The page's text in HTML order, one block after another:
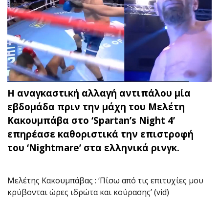
Η αναγκαστική αλλαγή αντιπάλου μία
εβδομάδα πριν την μάχη του Μελέτη
Κακουμπάβα στο ‘Spartan’s Night 4’
επηρέασε καθοριστικά την επιστροφή
του ‘Nightmare’ στα ελληνικά ρινγκ.
Μελέτης Κακουμπάβας : ‘Πίσω από τις επιτυχίες μου
κρύβονται ώρες ιδρώτα και κούρασης’ (vid)